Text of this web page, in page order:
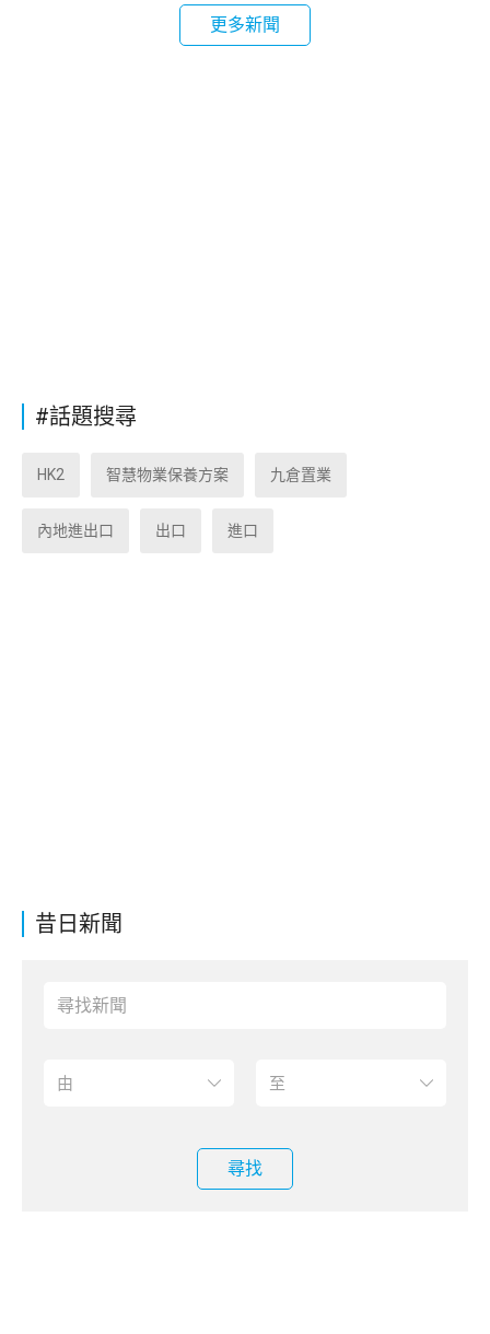
昔日新聞
尋找
更多新聞
#話題搜尋
HK2 智慧物業保養方案 九倉置業
內地進出口 出口 進口